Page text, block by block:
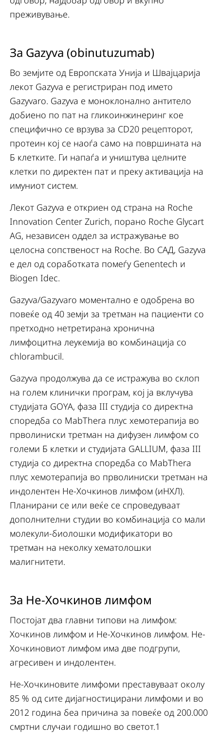
преживување.
За Gazyva (obinutuzumab)
Во земјите од Европската Унија и Швајцарија
лекот Gazyva е регистриран под името
Gazyvaro. Gazyva е моноклонално антитело
добиено по пат на гликоинжинеринг кое
специфично се врзува за CD20 рецепторот,
протеин кој се наоѓа само на површината на
Б клетките. Ги напаѓа и уништува целните
клетки по директен пат и преку активација на
имуниот систем.
Лекот Gazyva е откриен од страна на Roche
Innovation Center Zurich, порано Roche Glycart
AG, независен оддел за истражување во
целосна сопственост на Roche. Во САД, Gazyva
е дел од соработката помеѓу Genentech и
Biogen Idec.
Gazyva/Gazyvaro моментално е одобрена во
повеќе од 40 земји за третман на пациенти со
претходно нетретирана хронична
лимфоцитна леукемија во комбинација со
chlorambucil.
Gazyva продолжува да се истражува во склоп
на голем клинички програм, кој ја вклучува
студијата GOYA, фаза III студија со директна
споредба со MabThera плус хемотерапија во
прволиниски третман на дифузен лимфом со
големи Б клетки и студијата GALLIUM, фаза III
студија со директна споредба со MabThera
плус хемотерапија во прволиниски третман на
индолентен Не-Хочкинов лимфом (иНХЛ).
Планирани се или веќе се спроведуваат
дополнителни студии во комбинација со мали
молекули-биолошки модификатори во
третман на неколку хематолошки
малигнитети.
За Не-Хочкинов лимфом
Постојат два главни типови на лимфом:
Хочкинов лимфом и Не-Хочкинов лимфом. Не-
Хочкиновиот лимфом има две подгрупи,
агресивен и индолентен.
Не-Хочкиновите лимфоми преставуваат околу
85 % од сите дијагностицирани лимфоми и во
2012 година беа причина за повеќе од 200.000
смртни случаи годишно во светот.1